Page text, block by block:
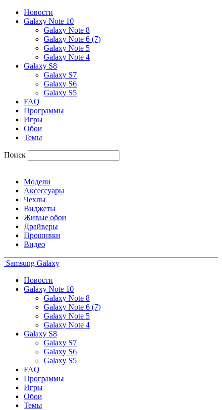
Новости
Galaxy Note 10
Galaxy Note 8
Galaxy Note 6 (7)
Galaxy Note 5
Galaxy Note 4
Galaxy S8
Galaxy S7
Galaxy S6
Galaxy S5
FAQ
Программы
Игры
Обои
Темы
Поиск
Модели
Аксессуары
Чехлы
Виджеты
Живые обои
Драйверы
Прошивки
Видео
Samsung Galaxy
Новости
Galaxy Note 10
Galaxy Note 8
Galaxy Note 6 (7)
Galaxy Note 5
Galaxy Note 4
Galaxy S8
Galaxy S7
Galaxy S6
Galaxy S5
FAQ
Программы
Игры
Обои
Темы